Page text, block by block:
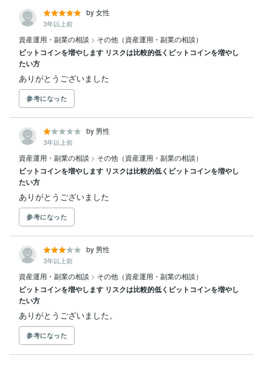
by 女性
3年以上前
資産運用・副業の相談 > その他（資産運用・副業の相談）
ビットコインを増やします リスクは比較的低くビットコインを増やし
たい方
ありがとうございました
参考になった
by 男性
3年以上前
資産運用・副業の相談 > その他（資産運用・副業の相談）
ビットコインを増やします リスクは比較的低くビットコインを増やし
たい方
ありがとうございました
参考になった
by 男性
3年以上前
資産運用・副業の相談 > その他（資産運用・副業の相談）
ビットコインを増やします リスクは比較的低くビットコインを増やし
たい方
ありがとうございました。
参考になった